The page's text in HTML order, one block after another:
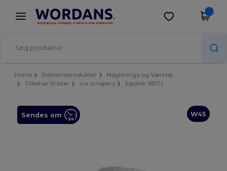
× Wordans-app
Bedre priser i appen!
Hent app
Home Reklameprodukter
Nøgleringe og Værktøj
Tilbehør til biler
Ice scrapers Egotier 98122
W45
Sendes om